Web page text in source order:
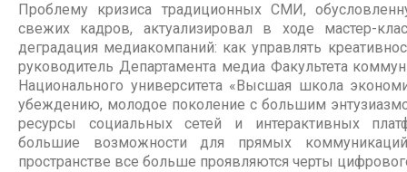
Проблему кризиса традиционных СМИ,
свежих кадров, актуализировал в ходе мастер-
деградация медиакомпаний: как управлять
руководитель Департамента медиа Факультета
Национального университета «Высшая школа
убеждению, молодое поколение с большим
ресурсы социальных сетей и интерактивных
большие возможности для прямых
пространстве все больше проявляются черты